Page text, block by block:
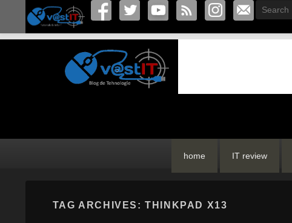
Search
vastIT.ro
Blog de Tehnologie
home IT review
TAG ARCHIVES:THINKPAD X13